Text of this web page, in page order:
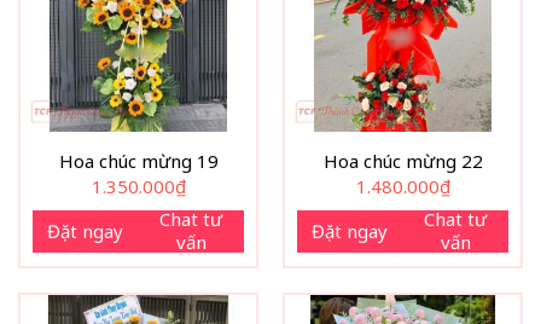
Hoa chúc mừng 19
1.350.000₫
Đặt ngay
Chat tư
vấn
Hoa chúc mừng 22
1.480.000₫
Đặt ngay
Chat tư
vấn